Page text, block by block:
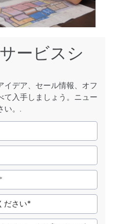
ービスシ
イデア、セール情報、オフ
て入手しましょう。ニュー
い。.